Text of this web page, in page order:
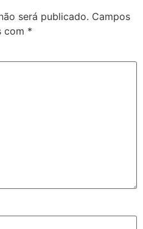
será publicado. Campos
com *